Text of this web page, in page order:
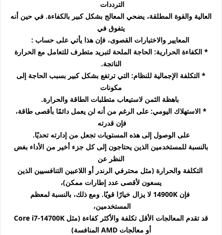
الترددات
العالية والقوة المطلقة، يضحي المعالج بشكل كبير بالكفاءة. في حين أنه
يتفوق في
المعايير والاختبارات القصوى، فإن هذا يأتي على حساب :
* الكفاءة الحرارية: الحاجة الملحة لتبريد متطرف للتعامل مع الحرارة
الناتجة.
* التكلفة الإجمالية للنظام: التي ترتفع بشكل كبير بسبب الحاجة إلى
مكونات
باهظة الثمن لاستيعاب متطلبات الطاقة والحرارة.
* الاستهلاك اليومي: على الرغم من أنه لن يعمل دائمًا بأقصى طاقة،
فإن قدرته
على الوصول إلى هذه المستويات تجعل من إدارته تحديًا.
بالنسبة للمستخدمين الذين يحتاجون إلى كل جزء أخير من الأداء بغض
النظر عن
التكلفة والحرارة (مثل محترفي الرندر أو اللاعبين التنافسيين الذين
يسعون لأقصى عدد إطارات ممكن)،
فإن 14900K لا يزال خيارًا قويًا. ومع ذلك، بالنسبة لمعظم
المستخدمين،
قد تقدم المعالجات الأقل تكلفة والأكثر كفاءة (مثل Core i7-14700K
أو معالجات AMD المنافسة)